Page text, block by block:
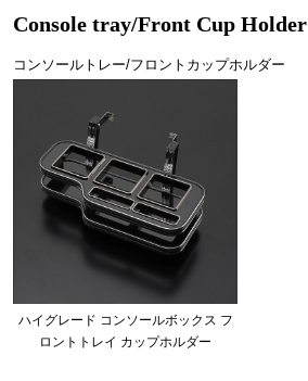
Console tray/Front Cup Holder
コンソールトレー/フロントカップホルダー
ハイグレード コンソールボックス フ
ロントトレイ カップホルダー